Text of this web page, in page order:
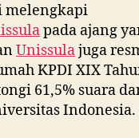
melengkapi
pada ajang
Unissulajuga
KPDI XIX
61,5% suara
Indonesia.